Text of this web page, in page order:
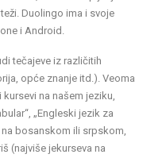
Duolingo ima i svoje
i Android.
tečajeve iz različitih
opće znanje itd.). Veoma
na našem jeziku,
„Engleski jezik za
bosanskom ili srpskom,
(najviše jekurseva na